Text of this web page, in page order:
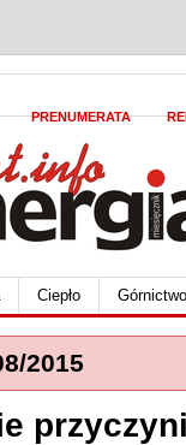
PRENUMERATA
Ciepło Górnictwo
2015